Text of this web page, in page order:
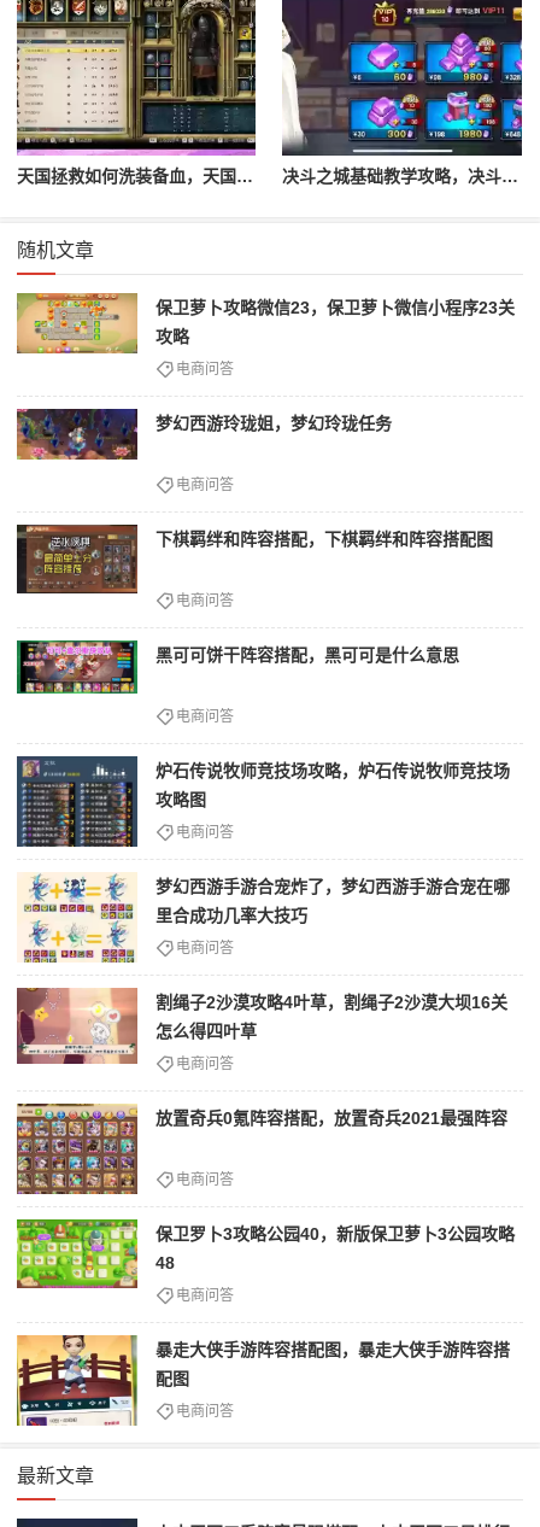
天国拯救如何洗装备血，天国拯救怎么洗衣服 决斗之城基础教学攻略，决斗之城教学攻略2111
随机文章
保卫萝卜攻略微信23，保卫萝卜微信小程序23关
攻略
电商问答
梦幻西游玲珑姐，梦幻玲珑任务
电商问答
下棋羁绊和阵容搭配，下棋羁绊和阵容搭配图
电商问答
黑可可饼干阵容搭配，黑可可是什么意思
电商问答
炉石传说牧师竞技场攻略，炉石传说牧师竞技场
攻略图
电商问答
梦幻西游手游合宠炸了，梦幻西游手游合宠在哪
里合成功几率大技巧
电商问答
割绳子2沙漠攻略4叶草，割绳子2沙漠大坝16关
怎么得四叶草
电商问答
放置奇兵0氪阵容搭配，放置奇兵2021最强阵容
电商问答
保卫罗卜3攻略公园40，新版保卫萝卜3公园攻略
48
电商问答
暴走大侠手游阵容搭配图，暴走大侠手游阵容搭
配图
电商问答
最新文章